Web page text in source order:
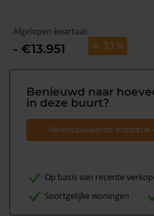
Afgelopen kwartaal:
- €13.951 3,1 %
Benieuwd naar
in deze buurt?
Verkoopwaarde indicatie
Op basis van recente
Soortgelijke woningen